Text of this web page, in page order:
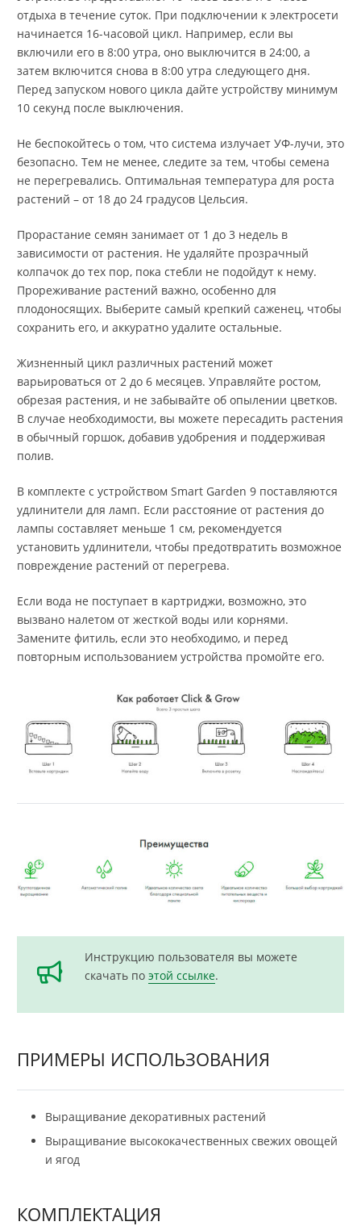
отдыха в течение суток. При подключении к электросети
начинается 16-часовой цикл. Например, если вы
включили его в 8:00 утра, оно выключится в 24:00, а
затем включится снова в 8:00 утра следующего дня.
Перед запуском нового цикла дайте устройству минимум
10 секунд после выключения.
Не беспокойтесь о том, что система излучает УФ-лучи, это
безопасно. Тем не менее, следите за тем, чтобы семена
не перегревались. Оптимальная температура для роста
растений – от 18 до 24 градусов Цельсия.
Прорастание семян занимает от 1 до 3 недель в
зависимости от растения. Не удаляйте прозрачный
колпачок до тех пор, пока стебли не подойдут к нему.
Прореживание растений важно, особенно для
плодоносящих. Выберите самый крепкий саженец, чтобы
сохранить его, и аккуратно удалите остальные.
Жизненный цикл различных растений может
варьироваться от 2 до 6 месяцев. Управляйте ростом,
обрезая растения, и не забывайте об опылении цветков.
В случае необходимости, вы можете пересадить растения
в обычный горшок, добавив удобрения и поддерживая
полив.
В комплекте с устройством Smart Garden 9 поставляются
удлинители для ламп. Если расстояние от растения до
лампы составляет меньше 1 см, рекомендуется
установить удлинители, чтобы предотвратить возможное
повреждение растений от перегрева.
Если вода не поступает в картриджи, возможно, это
вызвано налетом от жесткой воды или корнями.
Замените фитиль, если это необходимо, и перед
повторным использованием устройства промойте его.
Инструкцию пользователя вы можете
скачать по этой ссылке.
ПРИМЕРЫ ИСПОЛЬЗОВАНИЯ
Выращивание декоративных растений
Выращивание высококачественных свежих овощей
и ягод
КОМПЛЕКТАЦИЯ